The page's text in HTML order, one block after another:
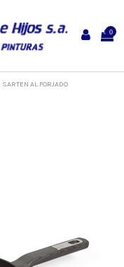
0
SARTEN AL.FORJADO